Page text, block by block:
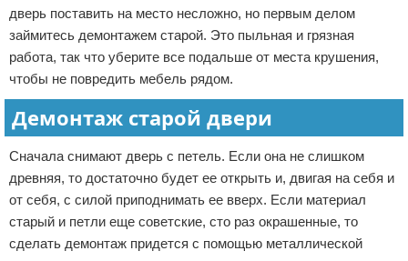
дверь поставить на место несложно, но первым делом
займитесь демонтажем старой. Это пыльная и грязная
работа, так что уберите все подальше от места крушения,
чтобы не повредить мебель рядом.
Демонтаж старой двери
Сначала снимают дверь с петель. Если она не слишком
древняя, то достаточно будет ее открыть и, двигая на себя и
от себя, с силой приподнимать ее вверх. Если материал
старый и петли еще советские, сто раз окрашенные, то
сделать демонтаж придется с помощью металлической